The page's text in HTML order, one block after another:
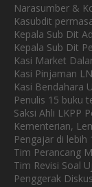
Narasumber &
Kasubdit
Kepala Sub Dit
Kepala Sub Dit
Kasi Market
Kasi Pinjaman
Kasi Bendahara
Penulis 15 buku
Saksi Ahli LKPP
Kementerian,
Pengajar di lebih
Tim Perancang
Tim Revisi Soal
Penggerak